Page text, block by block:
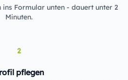
Formular unten - dauert unter 2
Minuten.
2
pflegen